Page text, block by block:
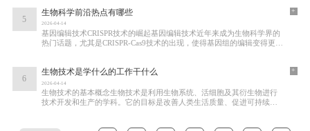
5
生物科学前沿热点有哪些
2026-04-14
基因编辑技术CRISPR技术的崛起基因编辑技术近年来成为生物科学界的
热门话题，尤其是CRISPR-Cas9技术的出现，使得基因组的编辑变得更加
+
6
生物技术是学什么的工作干什么
2026-04-14
生物技术的基本概念生物技术是利用生物系统、活细胞及其衍生物进行
技术开发和生产的学科。它的目标是改善人类生活质量、促进可持续发
+